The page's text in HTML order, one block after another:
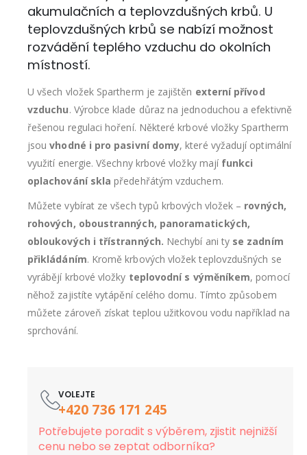
akumulačních a teplovzdušných krbů. U
teplovzdušných krbů se nabízí možnost
rozvádění teplého vzduchu do okolních
místností.
U všech vložek Spartherm je zajištěn externí přívod
vzduchu. Výrobce klade důraz na jednoduchou a efektivně
řešenou regulaci hoření. Některé krbové vložky Spartherm
jsouvhodné i pro pasivní domy, které vyžadují optimální
využití energie. Všechny krbové vložky mají funkci
oplachování skla předehřátým vzduchem.
Můžete vybírat ze všech typů krbových vložek – rovných,
rohových, oboustranných, panoramatických,
obloukových i třístranných. Nechybí ani ty se zadním
přikládáním. Kromě krbových vložek teplovzdušných se
vyrábějí krbové vložky teplovodní s výměníkem, pomocí
něhož zajistíte vytápění celého domu. Tímto způsobem
můžete zároveň získat teplou užitkovou vodu například na
sprchování.
VOLEJTE
+420 736 171 245
Potřebujete poradit s výběrem, zjistit nejnižší
cenu nebo se zeptat odborníka?